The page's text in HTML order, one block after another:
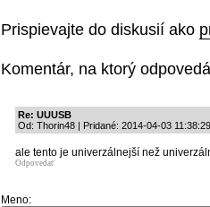
Prispievajte do diskusií ako
Komentár, na ktorý
Re: UUUSB
Od: Thorin48 | Pridané: 2014-04-03 11:38:29
ale tento je univerzálnejší než
Odpovedať
Meno: